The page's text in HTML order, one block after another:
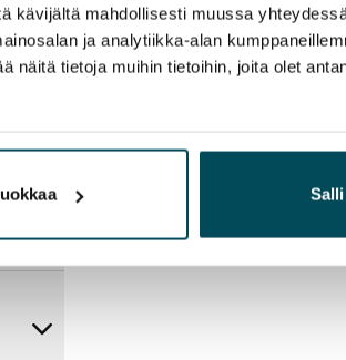
kävijältä mahdollisesti muussa
ja analytiikka-alan
tietoja muihin tietoihin, joita olet